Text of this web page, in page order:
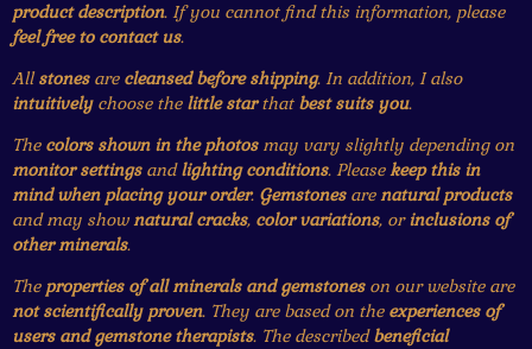
product description. If you cannot find this information, please
feel free to contact us.
Allstonesare cleansed before shipping. In addition, I also
intuitivelychoose the little starthat best suits you.
The colors shown in the photosmay vary slightly depending on
monitor settingsandlighting conditions. Pleasekeep this in
mind when placing your order. Gemstonesarenatural products
and may shownatural cracks, color variations, orinclusions of
other minerals.
The properties of all minerals and gemstoneson our website are
not scientifically proven. They are based on the experiences of
users and gemstone therapists. The describedbeneficial